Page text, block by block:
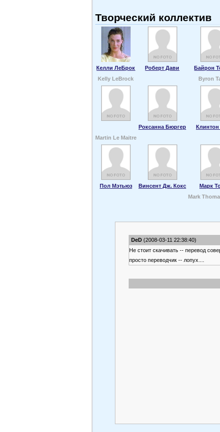
Творческий коллектив
Келли ЛеБрок Роберт Дави
Байрон
Kelly LeBrock
Byron
Роксанна Бюргер
Martin Le Maitre
Пол Мэтьюз Винсент Дж. Кокс
Марк
Mark
DeD (2008-03-11 22:38:40)
Не стоит скачивать -- перевод
просто переводчик -- лопух....